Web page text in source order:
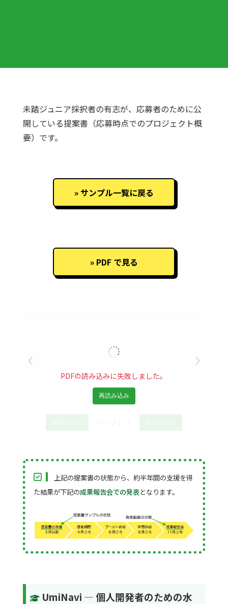
未踏ジュニア採択者の有志が、応募者のために公
開している提案書（応募時点でのプロジェクト概
要）です。
サンプル一覧に戻る
PDF で見る
PDFの読み込みに失敗しました。
再読み込み
‹ ›
上記の提案書の状態から、約半年間の支援を得
た結果が下記の成果報告会での発表となります。
UmiNavi — 個人開発者のための水